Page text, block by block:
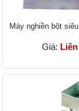
Máy nghiền bột
Giá: